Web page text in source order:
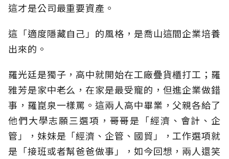
這才是公司最重要資產。
這「適度隱藏自己」的風格，是喬山這間企業培養
出來的。
羅光廷是獨子，高中就開始在工廠疊貨櫃打工；羅
雅芳是家中老么，在家是最受寵的，但進企業做錯
事，羅崑泉一樣罵。這兩人高中畢業，父親各給了
他們大學志願三選項，哥哥是「經濟、會計、企
管」，妹妹是「經濟、企管、國貿」，工作選項就
是「接班或者幫爸爸做事」，如今回想，兩人還笑